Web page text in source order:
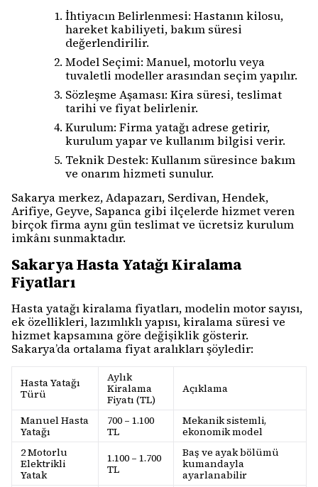
İhtiyacın Belirlenmesi: Hastanın kilosu,
hareket kabiliyeti, bakım süresi
değerlendirilir.
Model Seçimi: Manuel, motorlu veya
tuvaletli modeller arasından seçim yapılır.
Sözleşme Aşaması: Kira süresi, teslimat
tarihi ve fiyat belirlenir.
Kurulum: Firma yatağı adrese getirir,
kurulum yapar ve kullanım bilgisi verir.
Teknik Destek: Kullanım süresince bakım
ve onarım hizmeti sunulur.
Sakarya merkez, Adapazarı, Serdivan, Hendek,
Arifiye, Geyve, Sapanca gibi ilçelerde hizmet veren
birçok firma aynı gün teslimat ve ücretsiz kurulum
imkânı sunmaktadır.
Sakarya Hasta Yatağı Kiralama
Fiyatları
Hasta yatağı kiralama fiyatları, modelin motor sayısı,
ek özellikleri, lazımlıklı yapısı, kiralama süresi ve
hizmet kapsamına göre değişiklik gösterir.
Sakarya’da ortalama fiyat aralıkları şöyledir:
Hasta Yatağı
Türü
Aylık
Kiralama
Fiyatı (TL)
Açıklama
Manuel Hasta
Yatağı
700 – 1.100
TL
Mekanik sistemli,
ekonomik model
2 Motorlu
Elektrikli
Yatak
1.100 – 1.700
TL
Baş ve ayak bölümü
kumandayla
ayarlanabilir